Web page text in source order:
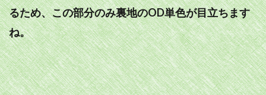
るため、この部分のみ裏地のOD単色が目立ちます
ね。